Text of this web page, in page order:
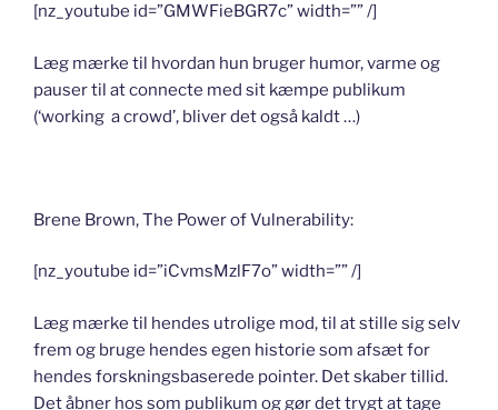
[nz_youtube id=”GMWFieBGR7c” width=”” /]
Læg mærke til hvordan hun bruger humor, varme og
pauser til at connecte med sit kæmpe publikum
(‘working a crowd’, bliver det også kaldt …)
Brene Brown, The Power of Vulnerability:
[nz_youtube id=”iCvmsMzlF7o” width=”” /]
Læg mærke til hendes utrolige mod, til at stille sig selv
frem og bruge hendes egen historie som afsæt for
hendes forskningsbaserede pointer. Det skaber tillid.
Det åbner hos som publikum og gør det trygt at tage